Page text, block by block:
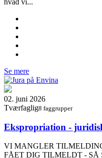
hvad vi...
Se mere
02. juni 2026
Tværfaglig8 faggrupper
Ekspropriation -
VI MANGLER
FÅET DIG TILMELDT -